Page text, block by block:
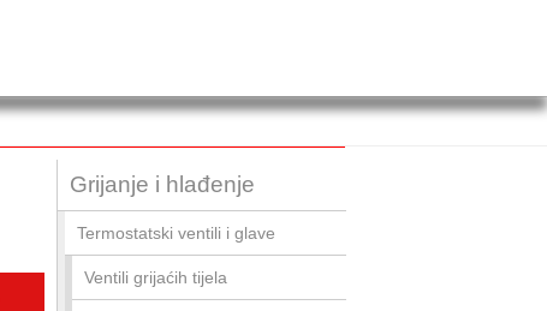
Grijanje i hlađenje
Termostatski ventili i glave
Ventili grijaćih tijela